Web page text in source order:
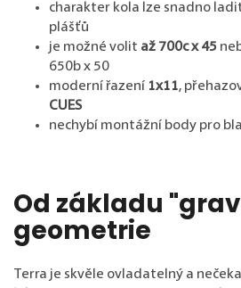
charakter kola lze snadno
plášťů
je možné volit až 700c x 45
650b x 50
moderní řazení 1x11,
CUES
nechybí montážní body pro
Od základu
geometrie
Terra je skvěle ovladatelný a